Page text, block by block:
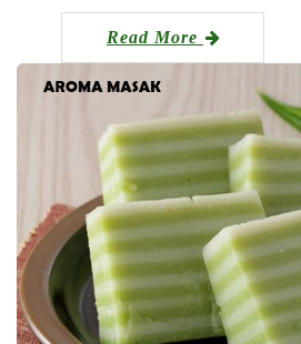
Read More